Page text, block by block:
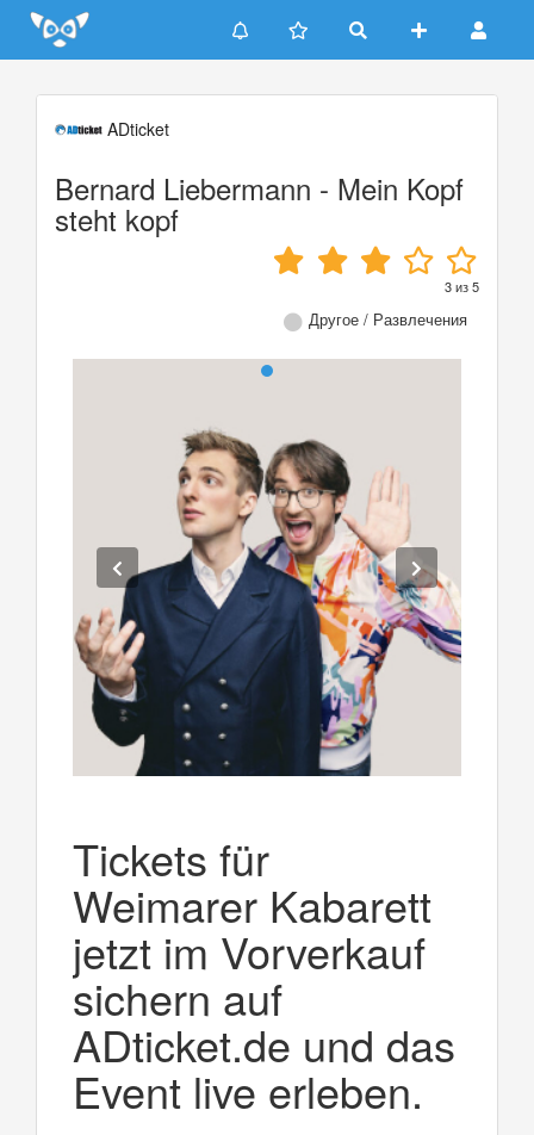
Update cookies preferences
ADticket
Bernard Liebermann - Mein Kopf
steht kopf
3из5
Другое / Развлечения
Tickets für
Weimarer Kabarett
jetzt im Vorverkauf
sichern auf
ADticket.de und das
Event live erleben.